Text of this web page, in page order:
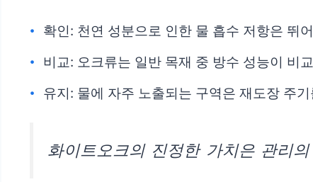
확인: 천연 성분으로 인한 물 흡수 저항은 뛰
비교: 오크류는 일반 목재 중 방수 성능이 비
유지: 물에 자주 노출되는 구역은 재도장 주
화이트오크의 진정한 가치은 관리